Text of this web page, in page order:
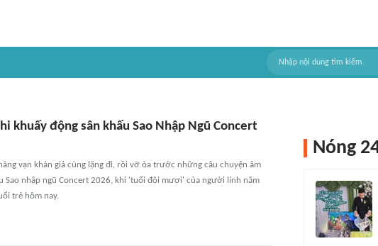
khuấy động sân khấu Sao Nhập Ngũ Concert
vạn khán giả cùng lặng đi, rồi vỡ òa trước những câu chuyện âm
Sao nhập ngũ Concert 2026, khi 'tuổi đôi mươi' của người lính năm
trẻ hôm nay.
Nóng